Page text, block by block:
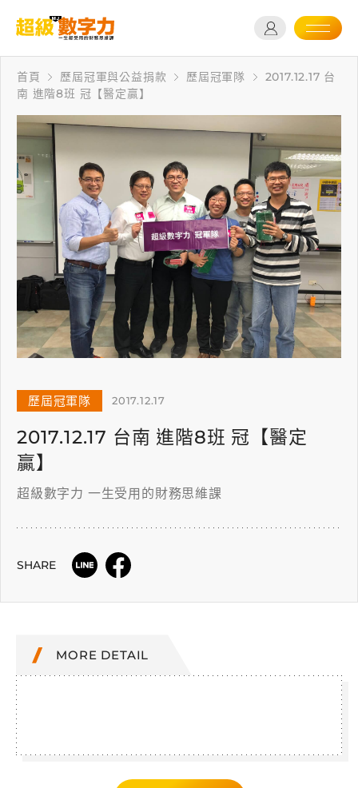
首頁 歷屆冠軍與公益捐款 歷屆冠軍隊
2017.12.17 台
南 進階8班 冠【醫定贏】
歷屆冠軍隊 2017.12.17
2017.12.17 台南 進階8班 冠【醫定
贏】
超級數字力 一生受用的財務思維課
SHARE
MORE DETAIL